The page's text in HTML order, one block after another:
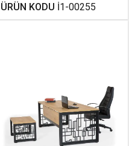
ÜRÜN KODU İ1-00255